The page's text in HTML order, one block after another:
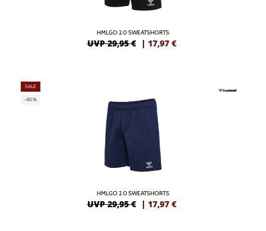
HMLGO 2.0 SWEATSHORTS
UVP 29,95 € | 17,97 €
SALE
-40%
HMLGO 2.0 SWEATSHORTS
UVP 29,95 € | 17,97 €